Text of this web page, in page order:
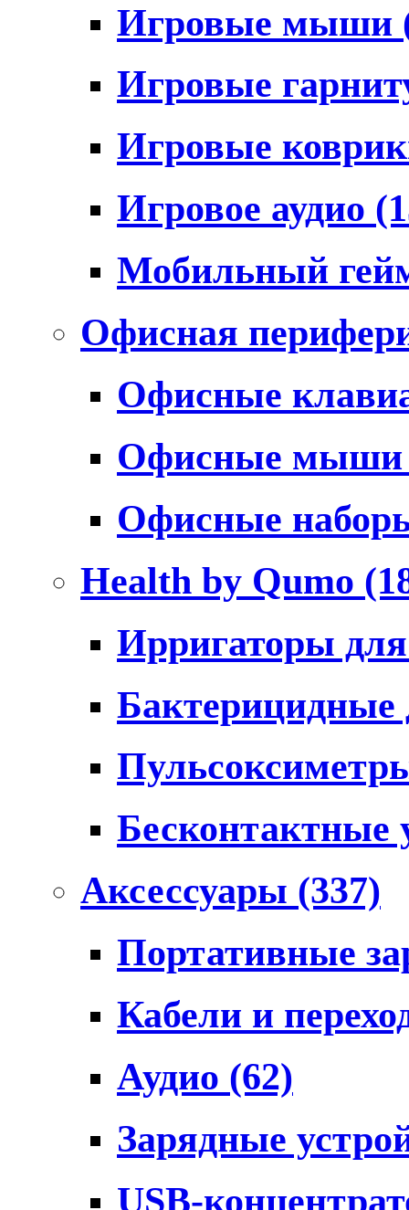
Игровые мыши
Игровые
Игровые
Игровое аудио
Мобильный
Офисная
Офисные
Офисные
Офисные
Health by Qumo
Ирригаторы
Бесконтактные
Аксессуары (337)
Портативные
Кабели и
Аудио (62)
Зарядные
USB-